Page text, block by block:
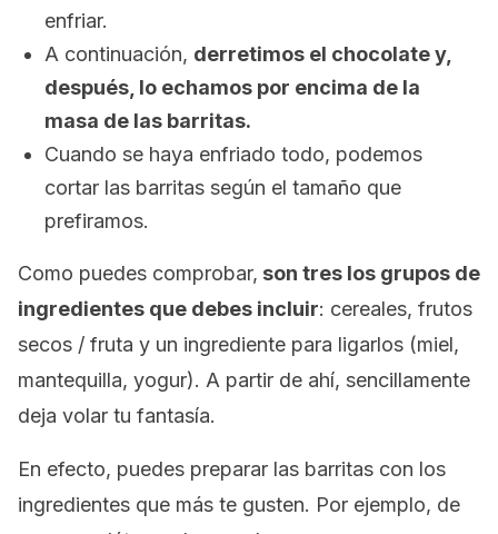
enfriar.
A continuación, derretimos el chocolate y,
después, lo echamos por encima de la
masa de las barritas.
Cuando se haya enfriado todo, podemos
cortar las barritas según el tamaño que
prefiramos.
Como puedes comprobar, son tres los grupos de
ingredientes que debes incluir: cereales, frutos
secos / fruta y un ingrediente para ligarlos (miel,
mantequilla, yogur). A partir de ahí, sencillamente
deja volar tu fantasía.
En efecto, puedes preparar las barritas con los
ingredientes que más te gusten. Por ejemplo, de